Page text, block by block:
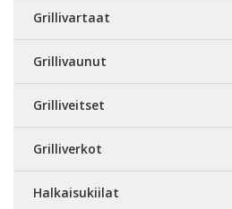
Grillivartaat
Grillivaunut
Grilliveitset
Grilliverkot
Halkaisukiilat